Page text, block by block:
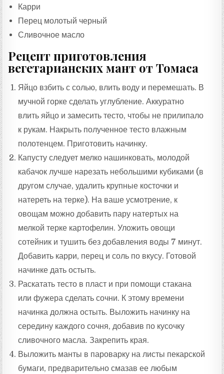
Карри
Перец молотый черный
Сливочное масло
Рецепт приготовления
вегетарианских мант от Томаса
Яйцо взбить с солью, влить воду и перемешать. В
мучной горке сделать углубление. Аккуратно
влить яйцо и замесить тесто, чтобы не прилипало
к рукам. Накрыть полученное тесто влажным
полотенцем. Приготовить начинку.
Капусту следует мелко нашинковать, молодой
кабачок лучше нарезать небольшими кубиками (в
другом случае, удалить крупные косточки и
натереть на терке). На ваше усмотрение, к
овощам можно добавить пару натертых на
мелкой терке картофелин. Уложить овощи
сотейник и тушить без добавления воды 7 минут.
Добавить карри, перец и соль по вкусу. Готовой
начинке дать остыть.
Раскатать тесто в пласт и при помощи стакана
или фужера сделать сочни. К этому времени
начинка должна остыть. Выложить начинку на
середину каждого сочня, добавив по кусочку
сливочного масла. Закрепить края.
Выложить манты в пароварку на листы пекарской
бумаги, предварительно смазав ее любым